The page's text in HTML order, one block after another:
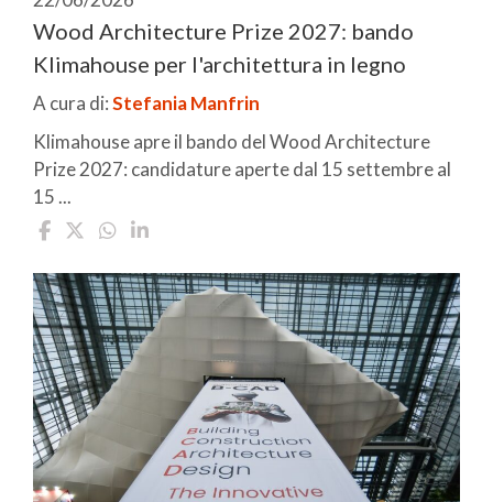
Wood Architecture Prize 2027: bando
Klimahouse per l'architettura in legno
A cura di:Stefania Manfrin
Klimahouse apre il bando del Wood Architecture
Prize 2027: candidature aperte dal 15 settembre al
15 ...